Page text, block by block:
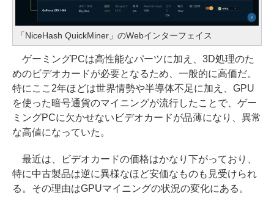
「NiceHash QuickMiner」のWebインターフェイス
ゲーミングPCは高性能なパーツに加え、3D処理のた
めのビデオカードが必要となるため、一般的に高価だ。
特にここ2年ほどは世界情勢や半導体不足に加え、GPU
を使った暗号通貨のマイニングが流行したことで、ゲー
ミングPCに欠かせないビデオカードが品薄になり、異常
な高値になっていた。
最近は、ビデオカードの価格はかなり下がっており、
特に中古製品は逆に異様なほど安価なものも見受けられ
る。その理由はGPUマイニングの状況の変化にある。